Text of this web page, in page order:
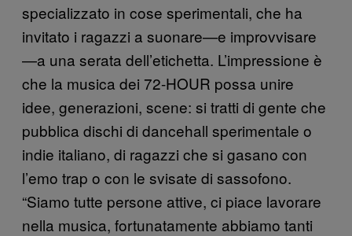
specializzato in cose sperimentali, che ha
invitato i ragazzi a suonare—e improvvisare
—a una serata dell’etichetta. L’impressione è
che la musica dei 72-HOUR possa unire
idee, generazioni, scene: si tratti di gente che
pubblica dischi di dancehall sperimentale o
indie italiano, di ragazzi che si gasano con
l’emo trap o con le svisate di sassofono.
“Siamo tutte persone attive, ci piace lavorare
nella musica, fortunatamente abbiamo tanti